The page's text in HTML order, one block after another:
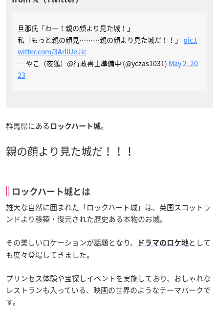
旦那氏「わー！親の顔より見た城！」
私「もっと親の顔見………親の顔より見た城だ！！」 pic.t
witter.com/3ArliUeJlc
— やこ（夜狐）@行政書士準備中 (@yczas1031) May 2, 20
23
群馬県にある ロックハート城。
親の顔より見た城だ！！！
ロックハート城とは
雄大な自然に囲まれた「ロックハート城」は、英国スコットラ
ンドより移築・復元された歴史ある本物のお城。
その美しいロケーションが話題となり、 ドラマのロケ地として
も度々登場してきました。
プリンセス体験や宝探しイベントを実施しており、おしゃれな
レストランも入っている、映画の世界のようなテーマパークで
す。